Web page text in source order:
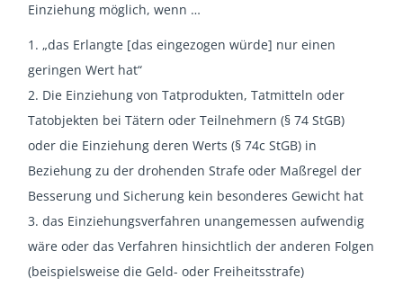
Einziehung möglich, wenn …
„das Erlangte [das eingezogen würde] nur einen
geringen Wert hat“
Die Einziehung von Tatprodukten, Tatmitteln oder
Tatobjekten bei Tätern oder Teilnehmern (§ 74 StGB)
oder die Einziehung deren Werts (§ 74c StGB) in
Beziehung zu der drohenden Strafe oder Maßregel der
Besserung und Sicherung kein besonderes Gewicht hat
das Einziehungsverfahren unangemessen aufwendig
wäre oder das Verfahren hinsichtlich der anderen Folgen
(beispielsweise die Geld- oder Freiheitsstrafe)